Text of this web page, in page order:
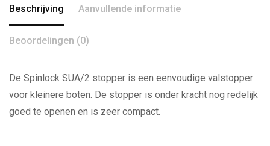
Beschrijving Aanvullende informatie
Beoordelingen (0)
De Spinlock SUA/2 stopper is een eenvoudige valstopper
voor kleinere boten. De stopper is onder kracht nog redelijk
goed te openen en is zeer compact.